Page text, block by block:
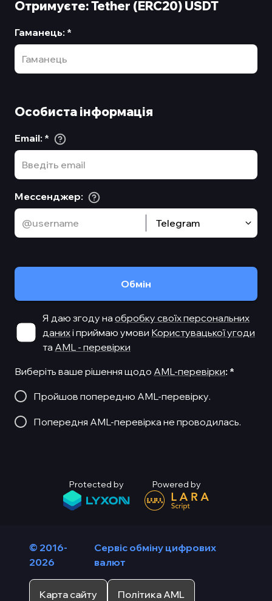
Отримуєте: Tether (ERC20) USDT
Гаманець: *
Особиста інформація
Email: *
Мессенджер:
Telegram
Обмiн
Я даю згоду на обробку своїх персональних
данихі приймаю умови Користувацької угоди
та AML - перевірки
Виберіть ваше рішення щодо AML-перевірки: *
Пройшов попередню AML-перевірку.
Попередня AML-перевірка не проводилась.
Protected by Powered by
© 2016-
2026
Сервіс обміну цифрових
валют
Карта сайту Політика AML